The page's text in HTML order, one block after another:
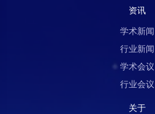
资讯
学术新闻
行业新闻
学术会议
行业会议
关于